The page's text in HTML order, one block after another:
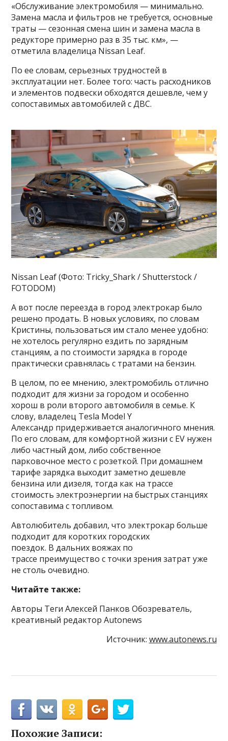
«Обслуживание электромобиля — минимально.
Замена масла и фильтров не требуется, основные
траты — сезонная смена шин и замена масла в
редукторе примерно раз в 35 тыс. км», —
отметила владелица Nissan Leaf.
По ее словам, серьезных трудностей в
эксплуатации нет. Более того: часть расходников
и элементов подвески обходятся дешевле, чем у
сопоставимых автомобилей с ДВС.
Nissan Leaf (Фото: Tricky_Shark / Shutterstock /
FOTODOM)
А вот после переезда в город электрокар было
решено продать. В новых условиях, по словам
Кристины, пользоваться им стало менее удобно:
не хотелось регулярно ездить по зарядным
станциям, а по стоимости зарядка в городе
практически сравнялась с тратами на бензин.
В целом, по ее мнению, электромобиль отлично
подходит для жизни за городом и особенно
хорош в роли второго автомобиля в семье. К
слову, владелец Tesla Model Y
Александр придерживается аналогичного мнения.
По его словам, для комфортной жизни с EV нужен
либо частный дом, либо собственное
парковочное место с розеткой. При домашнем
тарифе зарядка выходит заметно дешевле
бензина или дизеля, тогда как на трассе
стоимость электроэнергии на быстрых станциях
сопоставима с топливом.
Автолюбитель добавил, что электрокар больше
подходит для коротких городских
поездок. В дальних вояжах по
трассе преимущество с точки зрения затрат уже
не столь очевидно.
Читайте также:
Авторы Теги Алексей Панков Обозреватель,
креативный редактор Autonews
Источник: www.autonews.ru
Похожие Записи: